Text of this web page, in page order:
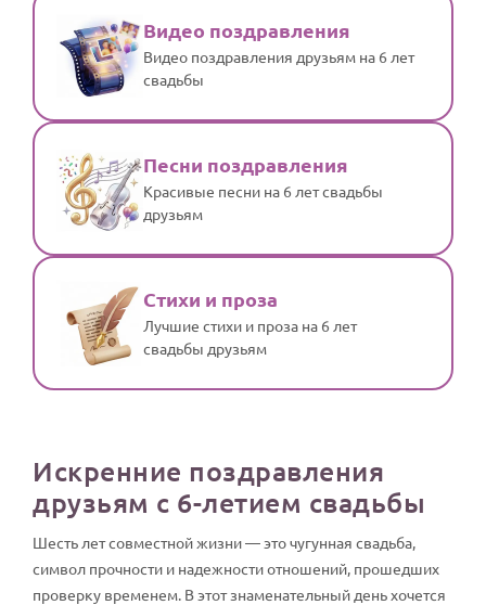
Видео поздравления
Видео поздравления друзьям на 6 лет
свадьбы
Песни поздравления
Красивые песни на 6 лет свадьбы
друзьям
Стихи и проза
Лучшие стихи и проза на 6 лет
свадьбы друзьям
Искренние поздравления
друзьям с 6-летием свадьбы
Шесть лет совместной жизни — это чугунная свадьба,
символ прочности и надежности отношений, прошедших
проверку временем. В этот знаменательный день хочется